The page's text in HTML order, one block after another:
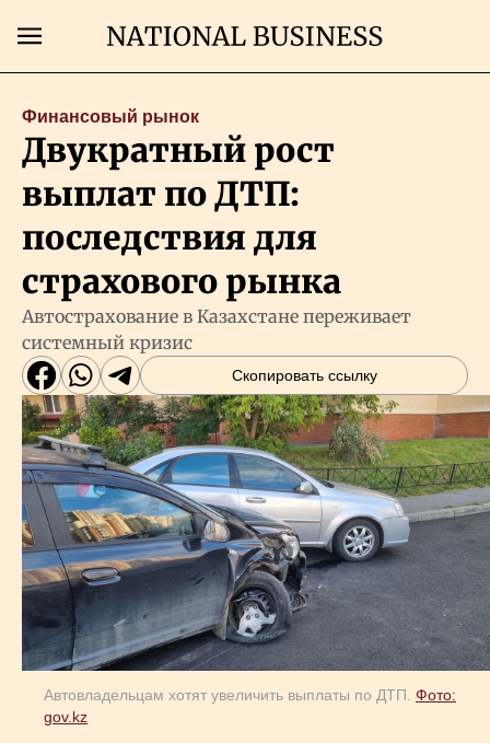
Главная
Бизнес
Рынки
Технологии
Власть
Геополитика
Исследования
Люди
Финансовый рынок
Двукратный рост
выплат по ДТП:
последствия для
страхового рынка
Автострахование в Казахстане переживает
системный кризис
Скопировать ссылку
Автовладельцам хотят увеличить выплаты по ДТП. Фото:
gov.kz